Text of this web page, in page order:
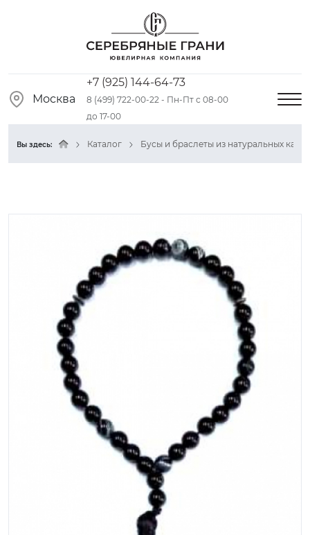
Москва
+7 (925) 144-64-73
8 (499) 722-00-22 - Пн-Пт с 08-00
до 17-00
Вы здесь: Каталог Бусы и браслеты из натуральных